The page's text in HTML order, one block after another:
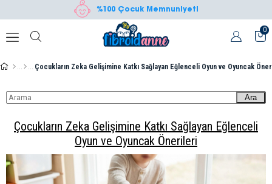
%100 Çocuk Memnuniyeti
0
Çocukların Zeka Gelişimine Katkı Sağlayan Eğlenceli Oyun ve Oyuncak
Ara
Çocukların Zeka Gelişimine Katkı Sağlayan Eğlenceli
Oyun ve Oyuncak Önerileri